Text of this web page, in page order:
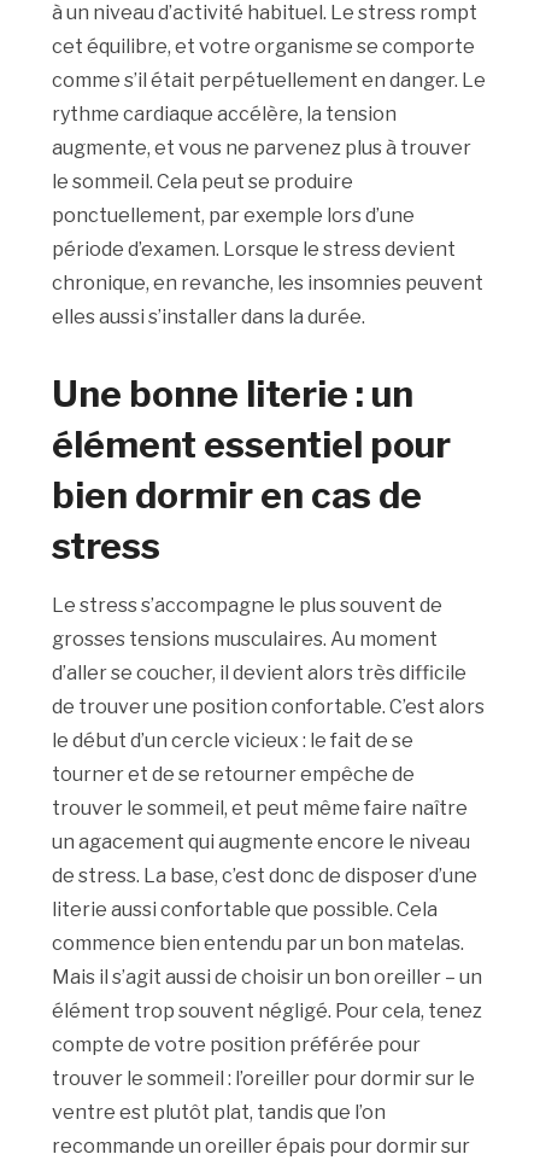
à un niveau d’activité habituel. Le stress rompt
cet équilibre, et votre organisme se comporte
comme s’il était perpétuellement en danger. Le
rythme cardiaque accélère, la tension
augmente, et vous ne parvenez plus à trouver
le sommeil. Cela peut se produire
ponctuellement, par exemple lors d’une
période d’examen. Lorsque le stress devient
chronique, en revanche, les insomnies peuvent
elles aussi s’installer dans la durée.
Une bonne literie : un
élément essentiel pour
bien dormir en cas de
stress
Le stress s’accompagne le plus souvent de
grosses tensions musculaires. Au moment
d’aller se coucher, il devient alors très difficile
de trouver une position confortable. C’est alors
le début d’un cercle vicieux : le fait de se
tourner et de se retourner empêche de
trouver le sommeil, et peut même faire naître
un agacement qui augmente encore le niveau
de stress. La base, c’est donc de disposer d’une
literie aussi confortable que possible. Cela
commence bien entendu par un bon matelas.
Mais il s’agit aussi de choisir un bon oreiller – un
élément trop souvent négligé. Pour cela, tenez
compte de votre position préférée pour
trouver le sommeil : l’oreiller pour dormir sur le
ventre est plutôt plat, tandis que l’on
recommande un oreiller épais pour dormir sur